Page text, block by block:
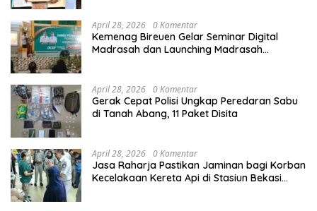
April 28, 2026 0 Komentar
Kemenag Bireuen Gelar Seminar Digital
Madrasah dan Launching Madrasah
April 28, 2026 0 Komentar
Gerak Cepat Polisi Ungkap Peredaran Sabu
di Tanah Abang, 11 Paket Disita
April 28, 2026 0 Komentar
Jasa Raharja Pastikan Jaminan bagi Korban
Kecelakaan Kereta Api di Stasiun Bekasi